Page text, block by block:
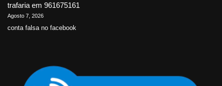
trafaria em 961675161
Agosto 7, 2026
conta falsa no facebook